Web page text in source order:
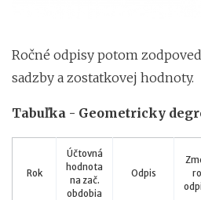
Ročné odpisy potom
sadzby a zostatkovej hodnoty.
Tabuľka - Geometricky
Rok
Účtovná
hodnota
na zač.
obdobia
Odpis